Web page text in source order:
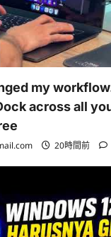
my
across all
20時間前